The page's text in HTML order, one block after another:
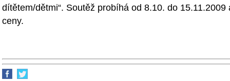
dítětem/dětmi“. Soutěž probíhá od 8.10. do
ceny.